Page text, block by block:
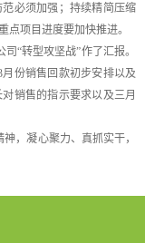
必须加强；持续精简压缩
点项目进度要加快推进。
“转型攻坚战”作了汇报。
份销售回款初步安排以及
销售的指示要求以及三月
，凝心聚力、真抓实干，